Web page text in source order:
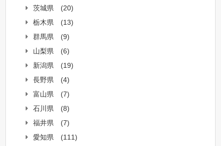
茨城県
(20)
栃木県
(13)
群馬県
(9)
山梨県
(6)
新潟県
(19)
長野県
(4)
富山県
(7)
石川県
(8)
福井県
(7)
愛知県
(111)